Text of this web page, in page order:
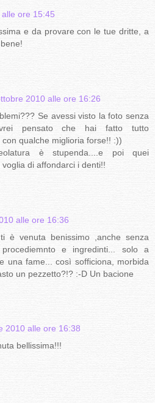
ore 15:45
e da provare con le tue dritte, a
2010 alle ore 16:26
Se avessi visto la foto senza
pensato che hai fatto tutto
qualche miglioria forse!! :))
è stupenda....e poi quei
di affondarci i denti!!
alle ore 16:36
è venuta benissimo ,anche senza
e ingredinti... solo a
una fame... così sofficiona, morbida
un pezzetto?!? :-D Un bacione
2010 alle ore 16:38
bellissima!!!